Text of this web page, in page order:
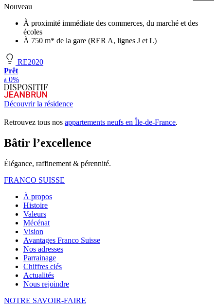
Nouveau
À proximité immédiate des commerces, du marché et des
écoles
À 750 m* de la gare (RER A, lignes J et L)
RE2020
Prêt
à 0%
Découvrir la résidence
Retrouvez tous nos appartements neufs en Île-de-France.
Bâtir l’excellence
Élégance, raffinement & pérennité.
FRANCO SUISSE
À propos
Histoire
Valeurs
Mécénat
Vision
Avantages Franco Suisse
Nos adresses
Parrainage
Chiffres clés
Actualités
Nous rejoindre
NOTRE SAVOIR-FAIRE